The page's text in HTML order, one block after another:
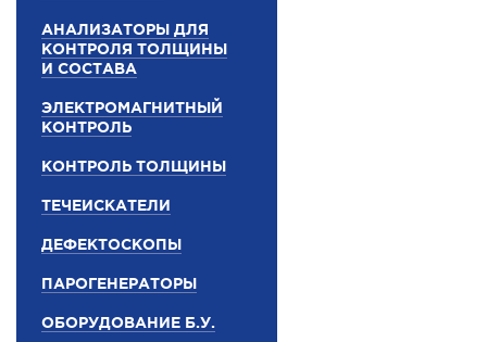
АНАЛИЗАТОРЫ ДЛЯ
КОНТРОЛЯ ТОЛЩИНЫ
И СОСТАВА
ЭЛЕКТРОМАГНИТНЫЙ
КОНТРОЛЬ
КОНТРОЛЬ ТОЛЩИНЫ
ТЕЧЕИСКАТЕЛИ
ДЕФЕКТОСКОПЫ
ПАРОГЕНЕРАТОРЫ
ОБОРУДОВАНИЕ Б.У.